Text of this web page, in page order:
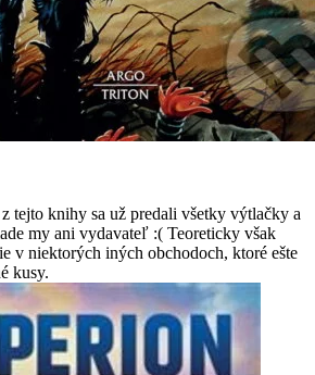
tejto knihy sa už predali všetky výtlačky a
my ani vydavateľ :( Teoreticky však
v niektorých iných obchodoch, ktoré ešte
kusy.